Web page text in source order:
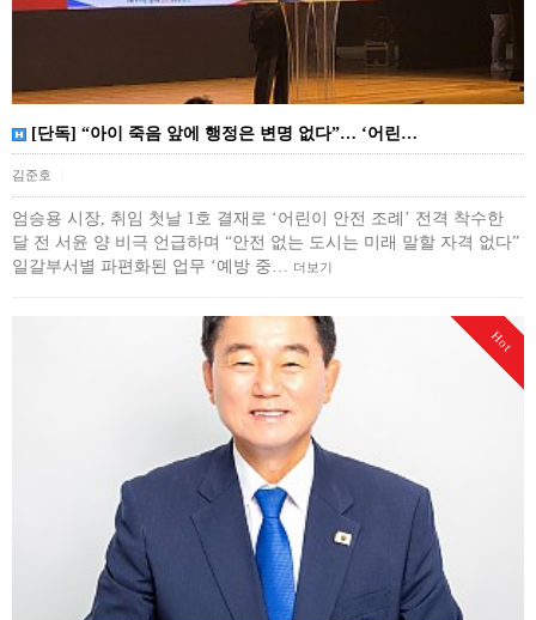
[단독] “아이 죽음 앞에 행정은 변명 없다”… ‘어린…
김준호
엄승용 시장, 취임 첫날 1호 결재로 ‘어린이 안전 조례’ 전격 착수한
달 전 서윤 양 비극 언급하며 “안전 없는 도시는 미래 말할 자격 없다”
일갈부서별 파편화된 업무 ‘예방 중… 더보기
Hot